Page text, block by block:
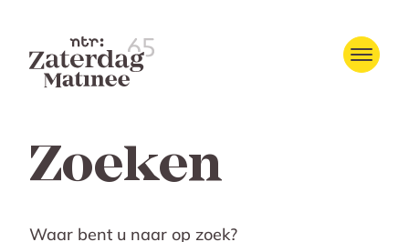
Zoeken
Waar bent u naar op zoek?